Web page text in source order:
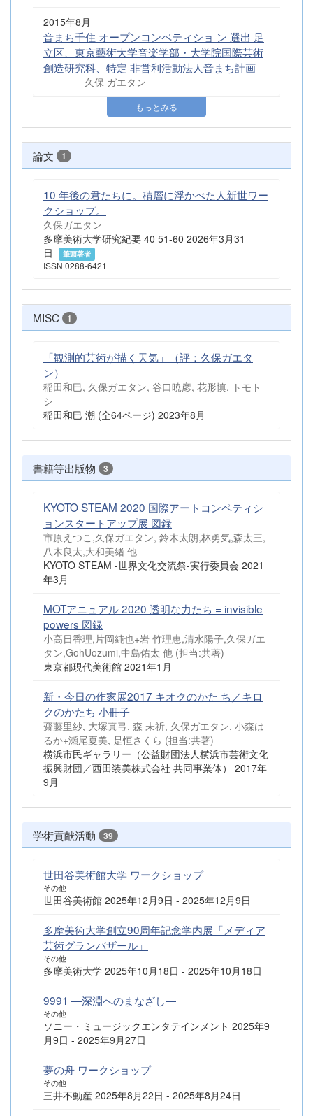
2015年8月
音まち千住 オープンコンペティショ ン 選出 足
立区、東京藝術大学音楽学部・大学院国際芸術
創造研究科、特定 非営利活動法人音まち計画
久保 ガエタン
もっとみる
論文 1
10 年後の君たちに。積層に浮かべた人新世ワー
クショップ。
久保ガエタン
多摩美術大学研究紀要 40 51-60 2026年3月31
日
筆頭著者
ISSN 0288-6421
MISC 1
「観測的芸術が描く天気」（評：久保ガエタ
ン）
稲田和巳, 久保ガエタン, 谷口暁彦, 花形慎, トモト
シ
稲田和巳 潮 (全64ページ) 2023年8月
書籍等出版物 3
KYOTO STEAM 2020 国際アートコンペティシ
ョンスタートアップ展 図録
市原えつこ,久保ガエタン, 鈴木太朗,林勇気,森太三,
八木良太,大和美緒 他
KYOTO STEAM -世界文化交流祭-実行委員会 2021
年3月
MOTアニュアル 2020 透明な力たち = invisible
powers 図録
小高日香理,片岡純也+岩 竹理恵,清水陽子,久保ガエ
タン,GohUozumi,中島佑太 他 (担当:共著)
東京都現代美術館 2021年1月
新・今日の作家展2017 キオクのかた ち／キロ
クのかたち 小冊子
齋藤里紗, 大塚真弓, 森 未祈, 久保ガエタン, 小森は
るか+瀬尾夏美, 是恒さくら (担当:共著)
横浜市民ギャラリー（公益財団法人横浜市芸術文化
振興財団／西田装美株式会社 共同事業体） 2017年
9月
学術貢献活動 39
世田谷美術館大学 ワークショップ
その他
世田谷美術館 2025年12月9日 - 2025年12月9日
多摩美術大学創立90周年記念学内展「メディア
芸術グランバザール」
その他
多摩美術大学 2025年10月18日 - 2025年10月18日
9991 ―深淵へのまなざし―
その他
ソニー・ミュージックエンタテインメント 2025年9
月9日 - 2025年9月27日
夢の舟 ワークショップ
その他
三井不動産 2025年8月22日 - 2025年8月24日